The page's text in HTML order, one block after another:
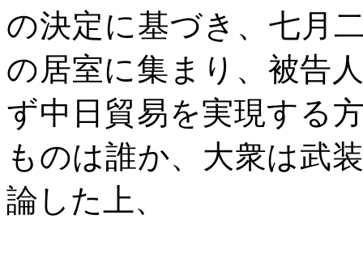
の決定に基づき、七月
の居室に集まり、被告
ず中日貿易を実現する
ものは誰か、大衆は武
論した上、